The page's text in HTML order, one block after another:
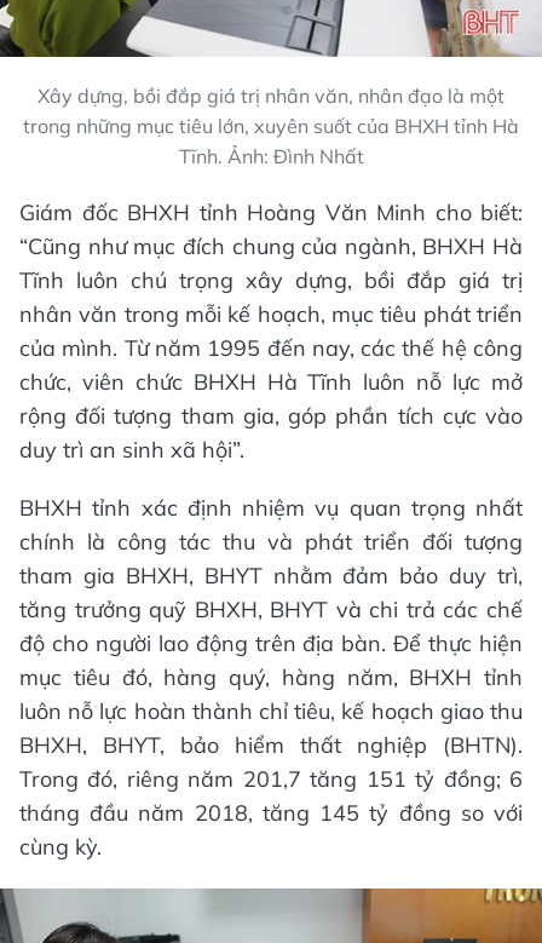
Xây dựng, bồi đắp giá trị nhân văn, nhân đạo là một
trong những mục tiêu lớn, xuyên suốt của BHXH tỉnh Hà
Tĩnh. Ảnh: Đình Nhất
Giám đốc BHXH tỉnh Hoàng Văn Minh cho biết:
“Cũng như mục đích chung của ngành, BHXH Hà
Tĩnh luôn chú trọng xây dựng, bồi đắp giá trị
nhân văn trong mỗi kế hoạch, mục tiêu phát triển
của mình. Từ năm 1995 đến nay, các thế hệ công
chức, viên chức BHXH Hà Tĩnh luôn nỗ lực mở
rộng đối tượng tham gia, góp phần tích cực vào
duy trì an sinh xã hội”.
BHXH tỉnh xác định nhiệm vụ quan trọng nhất
chính là công tác thu và phát triển đối tượng
tham gia BHXH, BHYT nhằm đảm bảo duy trì,
tăng trưởng quỹ BHXH, BHYT và chi trả các chế
độ cho người lao động trên địa bàn. Để thực hiện
mục tiêu đó, hàng quý, hàng năm, BHXH tỉnh
luôn nỗ lực hoàn thành chỉ tiêu, kế hoạch giao thu
BHXH, BHYT, bảo hiểm thất nghiệp (BHTN).
Trong đó, riêng năm 201,7 tăng 151 tỷ đồng; 6
tháng đầu năm 2018, tăng 145 tỷ đồng so với
cùng kỳ.